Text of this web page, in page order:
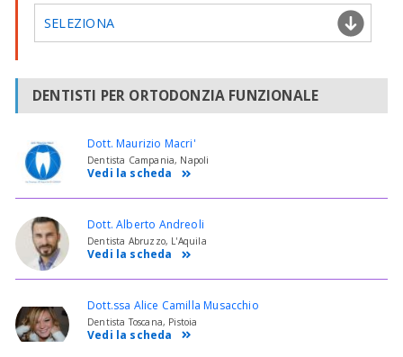
SELEZIONA
DENTISTI PER ORTODONZIA FUNZIONALE
Dott. Maurizio Macri'
Dentista Campania, Napoli
Vedi la scheda
Dott. Alberto Andreoli
Dentista Abruzzo, L'Aquila
Vedi la scheda
Dott.ssa Alice Camilla Musacchio
Dentista Toscana, Pistoia
Vedi la scheda